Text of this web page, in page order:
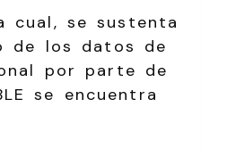
cual, se sustenta
de los datos de
por parte de
se encuentra